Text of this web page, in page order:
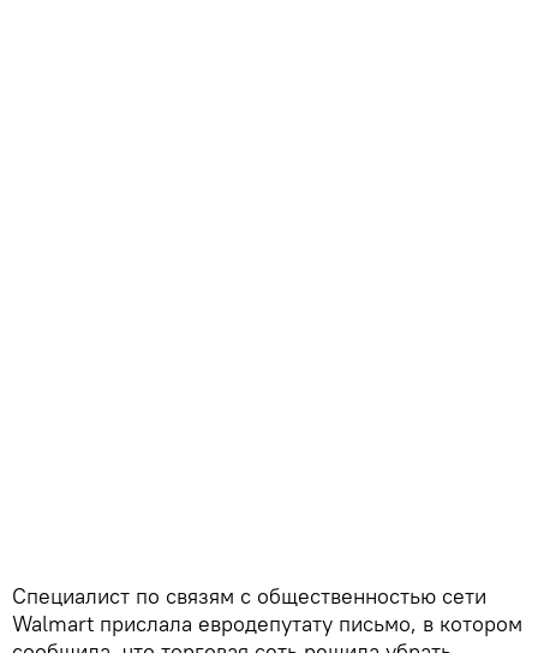
Специалист по связям с общественностью сети
Walmart прислала евродепутату письмо, в котором